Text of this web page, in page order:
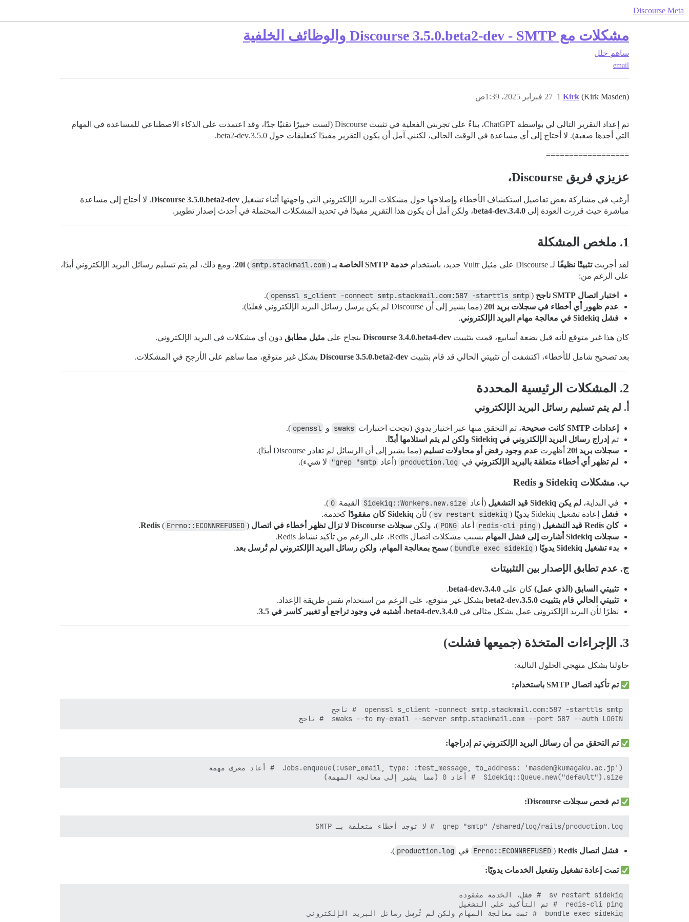
Discourse Meta
مشكلات مع Discourse 3.5.0.beta2-dev - SMTP والوظائف الخلفية
ساهم خلل
email
Kirk (Kirk Masden) 27 فبراير 2025، 1:39ص 1
تم إعداد التقرير التالي لي بواسطة ChatGPT، بناءً على تجربتي الفعلية في تثبيت Discourse (لست خبيرًا تقنيًا جدًا، وقد اعتمدت على الذكاء الاصطناعي للمساعدة في المهام
التي أجدها صعبة). لا أحتاج إلى أي مساعدة في الوقت الحالي، لكنني آمل أن يكون التقرير مفيدًا كتعليقات حول 3.5.0.beta2-dev.
==================
عزيزي فريق Discourse،
أرغب في مشاركة بعض تفاصيل استكشاف الأخطاء وإصلاحها حول مشكلات البريد الإلكتروني التي واجهتها أثناء تشغيل Discourse 3.5.0.beta2-dev. لا أحتاج إلى مساعدة
مباشرة حيث قررت العودة إلى 3.4.0.beta4-dev ، ولكن آمل أن يكون هذا التقرير مفيدًا في تحديد المشكلات المحتملة في أحدث إصدار تطوير.
1. ملخص المشكلة
لقد أجريتتثبيتًا نظيفًا لـ Discourse على مثيل Vultr جديد، باستخدام خدمة SMTP الخاصة بـ 20i ( smtp.stackmail.com
). ومع ذلك، لم يتم تسليم رسائل البريد الإلكتروني أبدًا،
على الرغم من:
اختبار اتصال SMTP ناجح (
openssl s_client -connect smtp.stackmail.com:587 -starttls smtp
).
عدم ظهور أي أخطاء في سجلات بريد 20i
(مما يشير إلى أن Discourse لم يكن يرسل رسائل البريد الإلكتروني فعليًا).
فشل Sidekiq في معالجة مهام البريد الإلكتروني
.
كان هذا غير متوقع لأنه قبل بضعة أسابيع، قمت بتثبيت Discourse 3.4.0.beta4-dev بنجاح على مثيل مطابق دون أي مشكلات في البريد الإلكتروني.
بعد تصحيح شامل للأخطاء، اكتشفت أن تثبيتي الحالي قد قام بتثبيت Discourse 3.5.0.beta2-dev بشكل غير متوقع، مما ساهم على الأرجح في المشكلات.
2. المشكلات الرئيسية المحددة
أ. لم يتم تسليم رسائل البريد الإلكتروني
إعدادات SMTP كانت صحيحة ، تم التحقق منها عبر اختبار يدوي (نجحت اختبارات swaks و openssl
).
تم إدراج رسائل البريد الإلكتروني في Sidekiq ولكن لم يتم استلامها أبدًا
.
سجلات بريد 20i
أظهرت عدم وجود رفض أو محاولات تسليم (مما يشير إلى أن الرسائل لم تغادر Discourse أبدًا).
لم تظهر أي أخطاء متعلقة بالبريد الإلكتروني في production.log (أعاد grep "smtp" لا شيء).
ب. مشكلات Sidekiq و Redis
في البداية، لم يكن Sidekiq قيد التشغيل (أعاد Sidekiq::Workers.new.size القيمة 0
).
فشل إعادة تشغيل Sidekiq يدويًا ( sv restart sidekiq ) لأن Sidekiq كان مفقودًا
كخدمة.
كان Redis قيد التشغيل
(
redis-cli ping أعاد PONG )، ولكن سجلات Discourse لا تزال تظهر أخطاء في اتصال Redis ( Errno::ECONNREFUSED ).
سجلات Sidekiq أشارت إلى فشل المهام
بسبب مشكلات اتصال Redis، على الرغم من تأكيد نشاط Redis.
بدء تشغيل Sidekiq يدويًا
(
bundle exec sidekiq
) سمح بمعالجة المهام، ولكن رسائل البريد الإلكتروني لم تُرسل بعد.
ج. عدم تطابق الإصدار بين التثبيتات
تثبيتي السابق (الذي عمل) كان على 3.4.0.beta4-dev
.
تثبيتي الحالي قام بتثبيت 3.5.0.beta2-dev
بشكل غير متوقع، على الرغم من استخدام نفس طريقة الإعداد.
نظرًا لأن البريد الإلكتروني عمل بشكل مثالي في 3.4.0.beta4-dev ، أشتبه في وجود تراجع أو تغيير كاسر في 3.5 .
3. الإجراءات المتخذة (جميعها فشلت)
حاولنا بشكل منهجي الحلول التالية:
تم تأكيد اتصال SMTP باستخدام:
swaks --to my-email --server smtp.stackmail.com --port 587 --auth LOGIN  # ناجح
تم التحقق من أن رسائل البريد الإلكتروني تم إدراجها:
Sidekiq::Queue.new("default").size  # أعاد 0 (مما يشير إلى معالجة المهمة)
تم فحص سجلات Discourse:
grep "smtp" /shared/log/rails/production.log  # لا توجد أخطاء متعلقة بـ SMTP
فشل اتصال Redis (
Errno::ECONNREFUSED في production.log
).
تمت إعادة تشغيل وتفعيل الخدمات يدويًا:
bundle exec sidekiq  # تمت معالجة المهام ولكن لم تُرسل رسائل البريد الإلكتروني